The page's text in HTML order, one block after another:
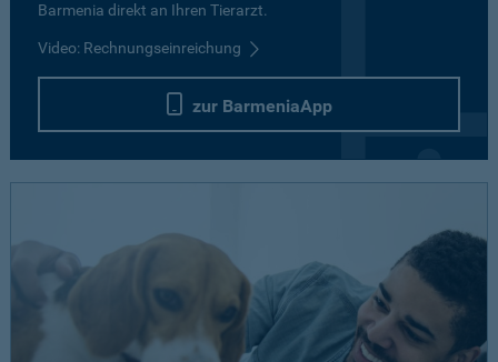
Barmenia direkt an Ihren Tierarzt.
Video: Rechnungseinreichung
zur BarmeniaApp